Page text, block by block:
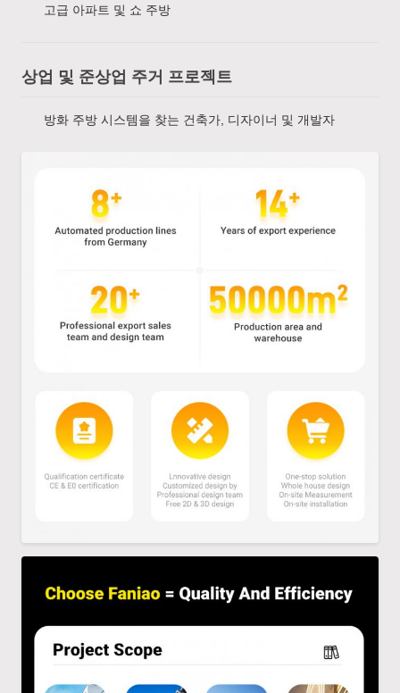
고급 아파트 및 쇼 주방
상업 및 준상업 주거 프로젝트
방화 주방 시스템을 찾는 건축가, 디자이너 및 개발자